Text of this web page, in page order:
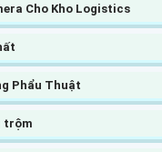
Cho Kho Logistics
Phẩu Thuật
trộm